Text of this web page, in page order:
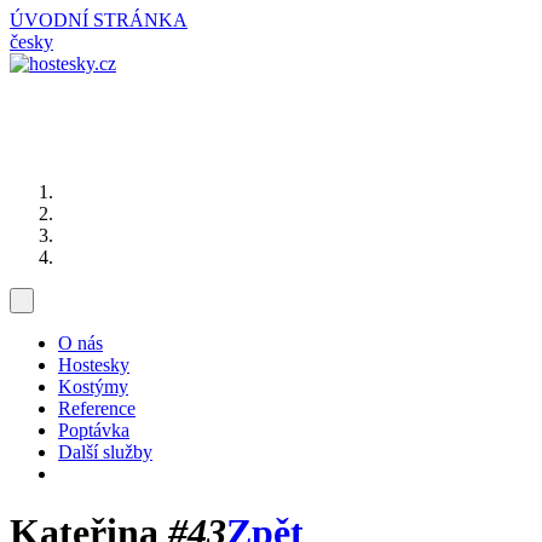
ÚVODNÍ STRÁNKA
česky
O nás
Hostesky
Kostýmy
Reference
Poptávka
Další služby
Kateřina #43Zpět